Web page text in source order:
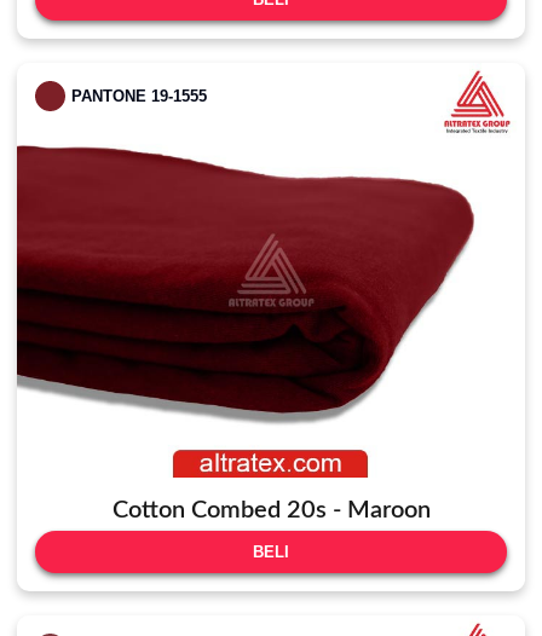
PANTONE 19-1555
Cotton Combed 20s - Maroon
BELI